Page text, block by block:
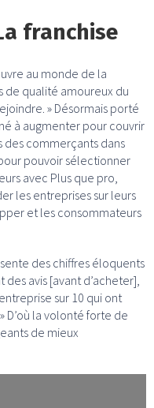
franchise
au monde de la
de qualité amoureux du
» Désormais porté
à augmenter pour couvrir
des commerçants dans
pouvoir sélectionner
avec Plus que pro,
les entreprises sur leurs
et les consommateurs
des chiffres éloquents
avis [avant d’acheter],
sur 10 qui ont
D’où la volonté forte de
de mieux